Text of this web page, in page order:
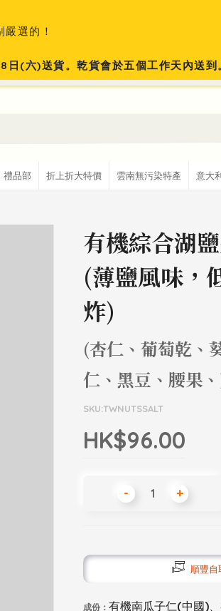
選的！
(六)送貨。乾貨會於五個工作天內送到
禮品部 折上折大特價 雲南無污染特產 意大
有機綜合湖
(薄鹽風味，
炸)
(杏仁、葡萄乾、
仁、黑豆、腰果
SKU:TWNUTSSALT
HK$96.00
- +
順豐自
成份：有機南瓜子仁(中國)